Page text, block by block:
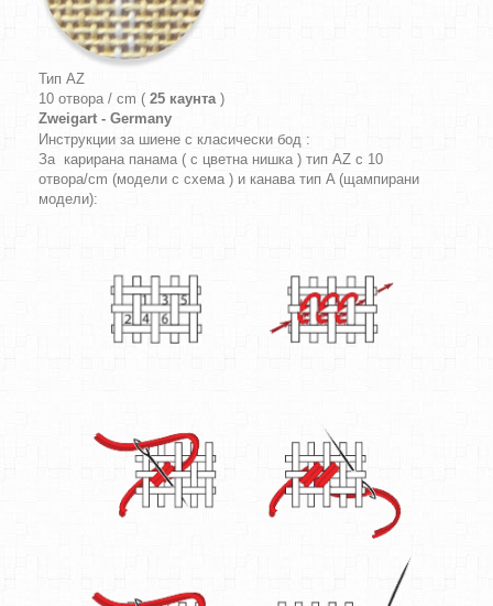
Тип AZ
10 отвора / cm ( 25 каунта)
Zweigart - Germany
Инструкции за шиене с класически бод :
За карирана панама ( с цветна нишка ) тип AZ с 10
отвора/cm (модели с схема ) и канава тип A (щампирани
модели):